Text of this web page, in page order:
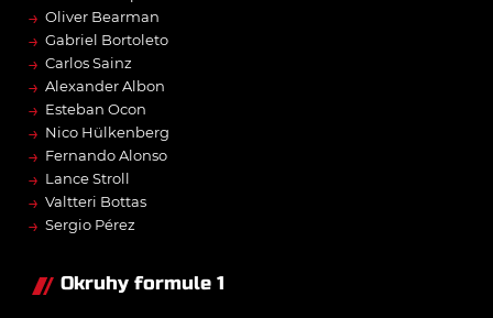
→ Oliver Bearman
→ Gabriel Bortoleto
→ Carlos Sainz
→ Alexander Albon
→ Esteban Ocon
→ Nico Hülkenberg
→ Fernando Alonso
→ Lance Stroll
→ Valtteri Bottas
→ Sergio Pérez
Okruhy formule 1